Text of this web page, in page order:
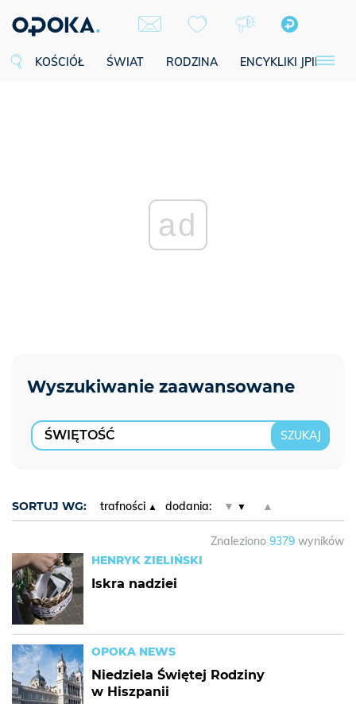
KOŚCIÓŁ ŚWIAT RODZINA ENCYKLIKI JPII
ad
SORTUJ WG: trafności dodania: ▼ ▲
Znaleziono 9379 wyników
HENRYK ZIELIŃSKI
Iskra nadziei
OPOKA NEWS
Niedziela Świętej Rodziny
w Hiszpanii